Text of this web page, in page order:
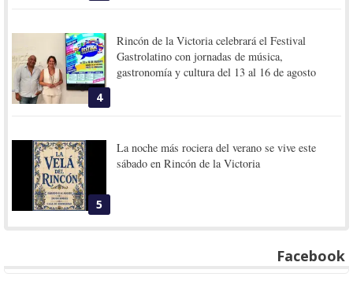
4
Rincón de la Victoria celebrará el Festival
Gastrolatino con jornadas de música,
gastronomía y cultura del 13 al 16 de agosto
5
La noche más rociera del verano se vive este
sábado en Rincón de la Victoria
Facebook